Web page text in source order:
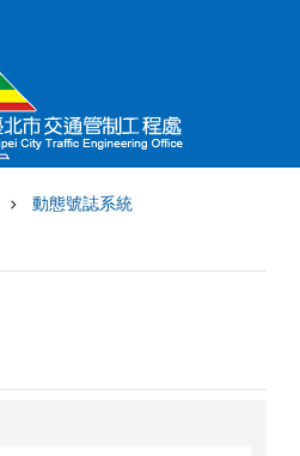
動態號誌系統